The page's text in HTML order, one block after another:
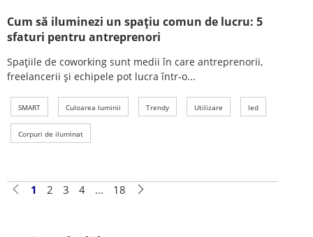
Cum să iluminezi un spațiu comun de lucru: 5
sfaturi pentru antreprenori
Spațiile de coworking sunt medii în care antreprenorii,
freelancerii și echipele pot lucra într-o...
SMART Culoarea luminii Trendy Utilizare led
Corpuri de iluminat
1 2 3 4 ... 18